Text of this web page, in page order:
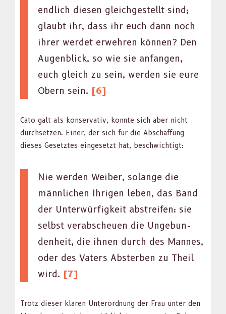
endlich diesen gle­ichgestellt sind;
glaubt ihr, dass ihr euch dann noch
ihrer werdet erwehren kön­nen? Den
Augen­blick, so wie sie anfan­gen,
euch gle­ich zu sein, wer­den sie eure
Obern sein. [6]
Cato galt als kon­ser­v­a­tiv, kon­nte sich aber nicht
durch­set­zen. Ein­er, der sich für die Abschaf­fung
dieses Geset­ztes einge­set­zt hat, beschwichtigt:
Nie wer­den Weiber, solange die
männlichen Ihri­gen leben, das Band
der Unter­wür­figkeit abstreifen: sie
selb­st ver­ab­scheuen die Unge­bun­
den­heit, die ihnen durch des Mannes,
oder des Vaters Abster­ben zu Theil
wird. [7]
Trotz dieser klaren Unterord­nung der Frau unter den